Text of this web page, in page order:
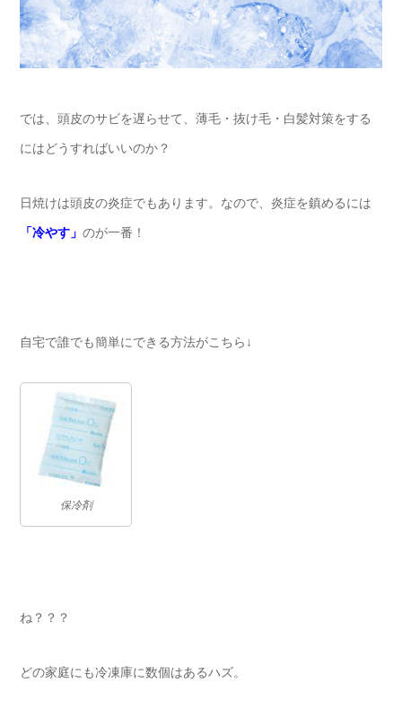
では、頭皮のサビを遅らせて、薄毛・抜け毛・白髪対策をする
にはどうすればいいのか？
日焼けは頭皮の炎症でもあります。なので、炎症を鎮めるには
「冷やす」 のが一番！
自宅で誰でも簡単にできる方法がこちら↓
保冷剤
ね？？？
どの家庭にも冷凍庫に数個はあるハズ。